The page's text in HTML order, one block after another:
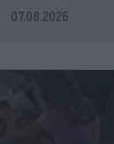
07.08.2026